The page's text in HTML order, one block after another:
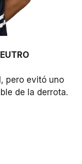
pero evitó uno
de la derrota.